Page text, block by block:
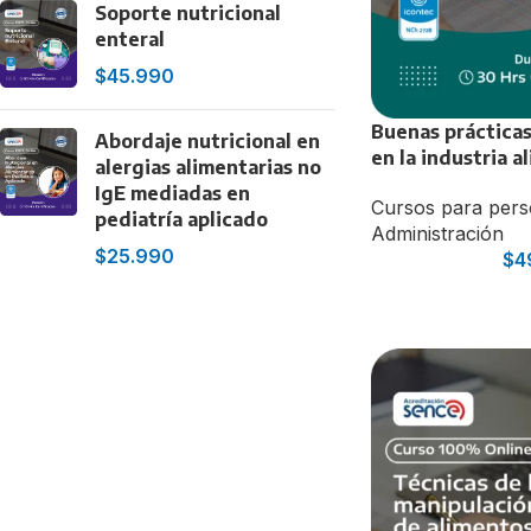
NUTRICIÓN
Abordaje
Lactancia
Optimización
Programas
mirada de APS
Selectividad
Soporte nutricional
enteral
$45.990
Abordaje nutricional en
alergias alimentarias no
IgE mediadas en
pediatría aplicado
$25.990
Buenas
en la industria
Cursos para
Administración
$